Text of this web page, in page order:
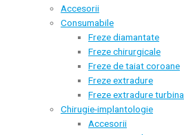
Accesorii
Consumabile
Freze diamantate
Freze chirurgicale
Freze de taiat coroane
Freze extradure
Freze extradure turbina
Chirugie-implantologie
Accesorii